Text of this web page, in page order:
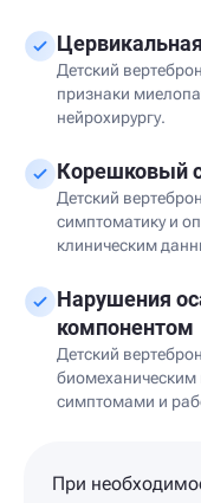
Детский
признаки
нейрохирургу.
Корешковый
Детский
симптоматику и
клиническим
Нарушения
компонентом
Детский
биомеханическим
симптомами и
При